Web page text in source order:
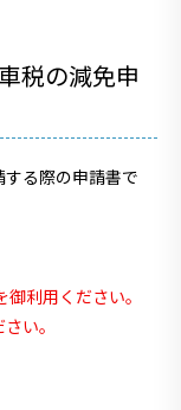
税の減免申
る際の申請書で
利用ください。
い。